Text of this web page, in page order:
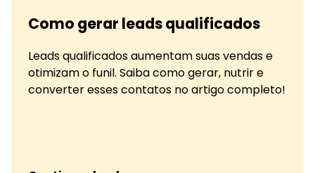
Como gerar leads qualificados
Leads qualificados aumentam suas vendas e
otimizam o funil. Saiba como gerar, nutrir e
converter esses contatos no artigo completo!